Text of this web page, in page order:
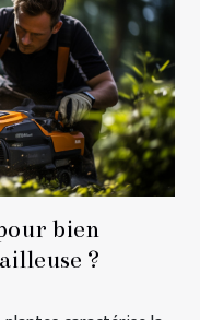
bien
?